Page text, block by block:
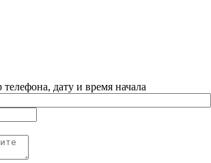
дату и время начала